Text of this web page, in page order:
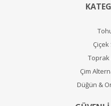
Çiçek
Toprak
Çim
Düğün &